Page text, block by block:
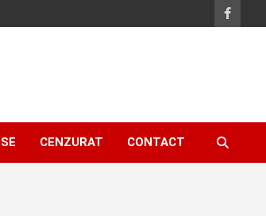
CENZURAT CONTACT